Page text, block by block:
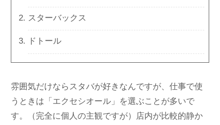
スターバックス
ドトール
雰囲気だけならスタバが好きなんですが、仕事で使
うときは「エクセシオール」を選ぶことが多いで
す。（完全に個人の主観ですが）店内が比較的静か